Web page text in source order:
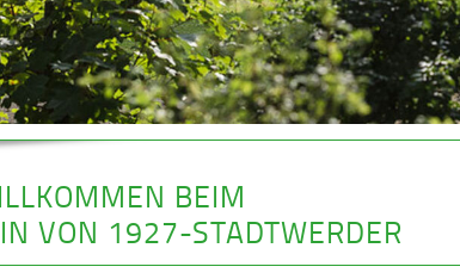
BEIM
VON 1927-STADTWERDER